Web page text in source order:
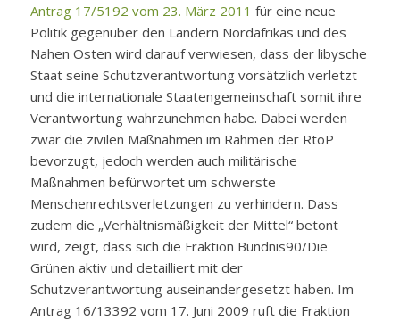
Antrag 17/5192 vom 23. März 2011 für eine neue
Politik gegenüber den Ländern Nordafrikas und des
Nahen Osten wird darauf verwiesen, dass der libysche
Staat seine Schutzverantwortung vorsätzlich verletzt
und die internationale Staatengemeinschaft somit ihre
Verantwortung wahrzunehmen habe. Dabei werden
zwar die zivilen Maßnahmen im Rahmen der RtoP
bevorzugt, jedoch werden auch militärische
Maßnahmen befürwortet um schwerste
Menschenrechtsverletzungen zu verhindern. Dass
zudem die „Verhältnismäßigkeit der Mittel“ betont
wird, zeigt, dass sich die Fraktion Bündnis90/Die
Grünen aktiv und detailliert mit der
Schutzverantwortung auseinandergesetzt haben. Im
Antrag 16/13392 vom 17. Juni 2009 ruft die Fraktion